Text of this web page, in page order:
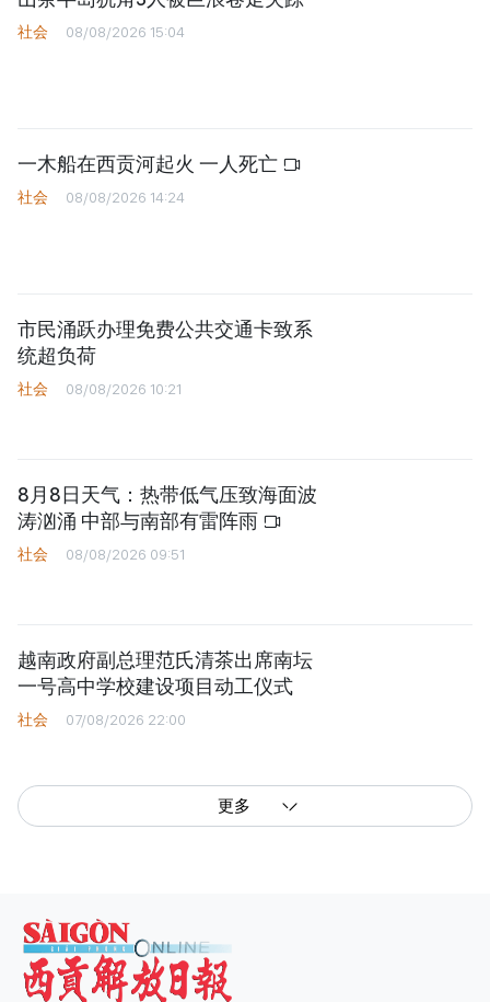
社会 08/08/2026 15:04
一木船在西贡河起火 一人死亡
社会 08/08/2026 14:24
市民涌跃办理免费公共交通卡致系
统超负荷
社会 08/08/2026 10:21
8月8日天气：热带低气压致海面波
涛汹涌 中部与南部有雷阵雨
社会 08/08/2026 09:51
越南政府副总理范氏清茶出席南坛
一号高中学校建设项目动工仪式
社会 07/08/2026 22:00
更多